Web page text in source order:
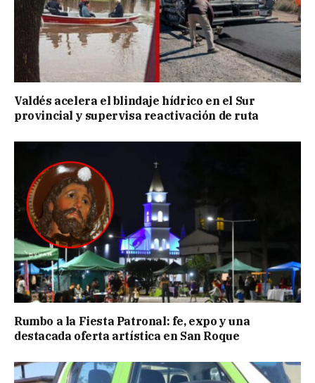
Valdés acelera el blindaje hídrico en el Sur
provincial y supervisa reactivación de ruta
Rumbo a la Fiesta Patronal: fe, expo y una
destacada oferta artística en San Roque